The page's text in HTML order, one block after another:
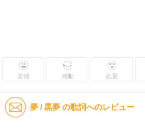
友情 感動 恋愛
夢 / 黒夢 の歌詞へのレビュー